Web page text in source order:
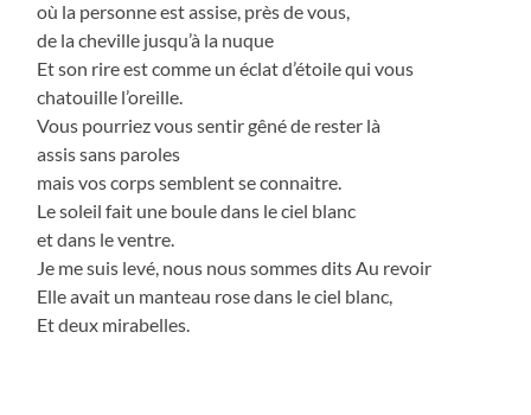
où la personne est assise, près de vous,
de la cheville jusqu’à la nuque
Et son rire est comme un éclat d’étoile qui vous
chatouille l’oreille.
Vous pourriez vous sentir gêné de rester là
assis sans paroles
mais vos corps semblent se connaitre.
Le soleil fait une boule dans le ciel blanc
et dans le ventre.
Je me suis levé, nous nous sommes dits Au revoir
Elle avait un manteau rose dans le ciel blanc,
Et deux mirabelles.